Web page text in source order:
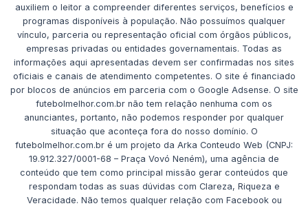
auxiliem o leitor a compreender diferentes serviços, benefícios e
programas disponíveis à população. Não possuímos qualquer
vínculo, parceria ou representação oficial com órgãos públicos,
empresas privadas ou entidades governamentais. Todas as
informações aqui apresentadas devem ser confirmadas nos sites
oficiais e canais de atendimento competentes. O site é financiado
por blocos de anúncios em parceria com o Google Adsense. O site
futebolmelhor.com.br não tem relação nenhuma com os
anunciantes, portanto, não podemos responder por qualquer
situação que aconteça fora do nosso domínio. O
futebolmelhor.com.br é um projeto da Arka Conteudo Web (CNPJ:
19.912.327/0001-68 – Praça Vovó Neném), uma agência de
conteúdo que tem como principal missão gerar conteúdos que
respondam todas as suas dúvidas com Clareza, Riqueza e
Veracidade. Não temos qualquer relação com Facebook ou